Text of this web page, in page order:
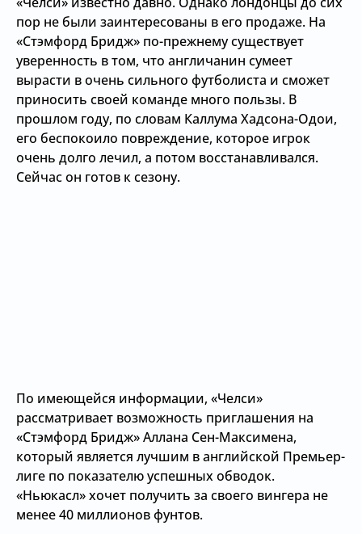
пор не были заинтересованы в его продаже. На
«Стэмфорд Бридж» по-прежнему существует
уверенность в том, что англичанин сумеет
вырасти в очень сильного футболиста и сможет
приносить своей команде много пользы. В
прошлом году, по словам Каллума Хадсона-Одои,
его беспокоило повреждение, которое игрок
очень долго лечил, а потом восстанавливался.
Сейчас он готов к сезону.
По имеющейся информации, «Челси»
рассматривает возможность приглашения на
«Стэмфорд Бридж» Аллана Сен-Максимена,
который является лучшим в английской Премьер-
лиге по показателю успешных обводок.
«Ньюкасл» хочет получить за своего вингера не
менее 40 миллионов фунтов.